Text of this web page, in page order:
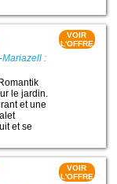
:
le jardin.
et une
et se
VOIR
L'OFFRE
VOIR
L'OFFRE